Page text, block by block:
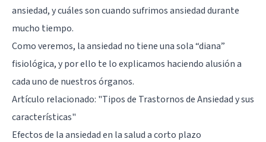
ansiedad, y cuáles son cuando sufrimos ansiedad durante
mucho tiempo.
Como veremos, la ansiedad no tiene una sola “diana”
fisiológica, y por ello te lo explicamos haciendo alusión a
cada uno de nuestros órganos.
Artículo relacionado: "Tipos de Trastornos de Ansiedad y sus
características"
Efectos de la ansiedad en la salud a corto plazo